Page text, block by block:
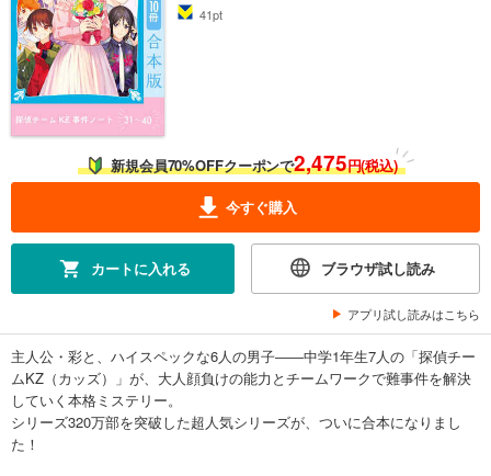
41pt
新規会員70%OFFクーポンで2,475円(税込)
今すぐ購入
カートに入れる ブラウザ試し読み
アプリ試し読みはこちら
主人公・彩と、ハイスペックな6人の男子――中学1年生7人の「探偵チー
ムKZ（カッズ）」が、大人顔負けの能力とチームワークで難事件を解決
していく本格ミステリー。
シリーズ320万部を突破した超人気シリーズが、ついに合本になりまし
た！